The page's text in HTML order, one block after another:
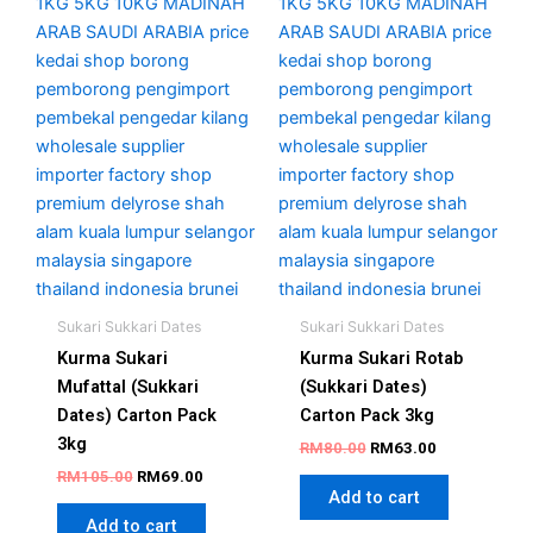
Sukari Sukkari Dates
Kurma Sukari
Mufattal (Sukkari
Dates) Carton Pack
3kg
RM105.00 RM69.00
Add to cart
Sukari Sukkari Dates
Kurma Sukari Rotab
(Sukkari Dates)
Carton Pack 3kg
RM80.00 RM63.00
Add to cart